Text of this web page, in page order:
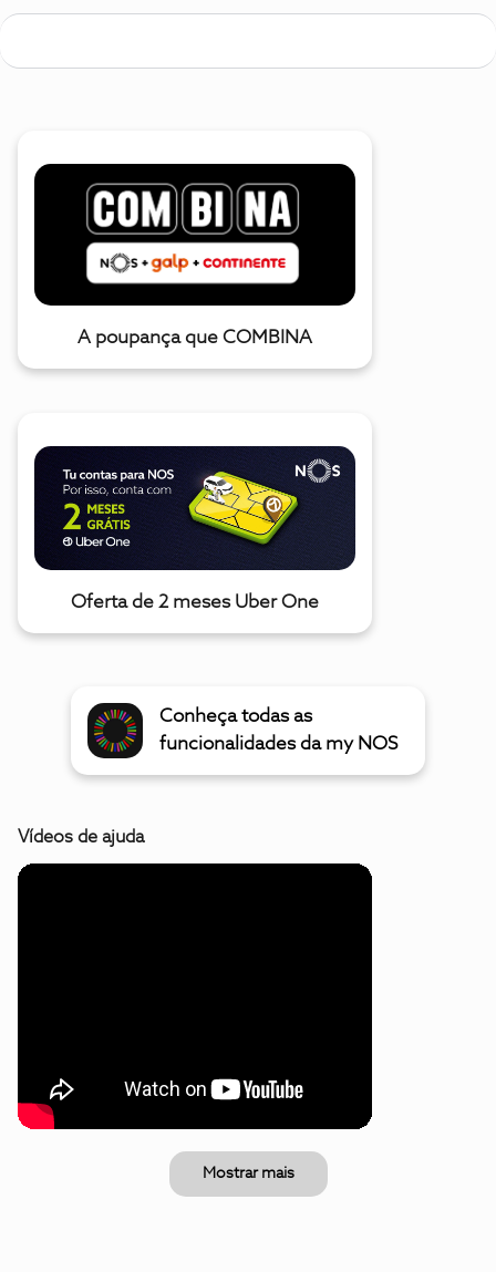
A poupança que COMBINA
Oferta de 2 meses Uber One
Conheça todas as
funcionalidades da my NOS
Vídeos de ajuda
Mostrar mais